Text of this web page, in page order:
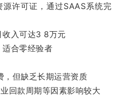
许可证，通过SAAS系统完
入可达3 8万元
合零经验者
，但缺乏长期运营资质
回款周期等因素影响较大